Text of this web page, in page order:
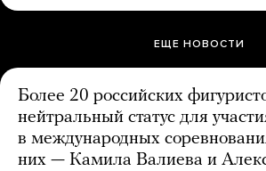
ЕЩЕ НОВОСТИ
Более 20 российских
нейтральный статус для
в международных
них — Камила Валиева и